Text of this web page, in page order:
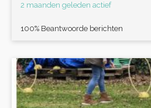
2 maanden geleden actief
100% Beantwoorde berichten